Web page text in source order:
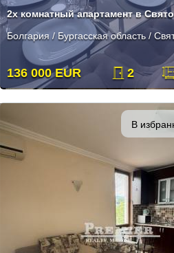
2х комнатный апартамент в
Болгария / Бургасская область /
136 000 EUR 2
В